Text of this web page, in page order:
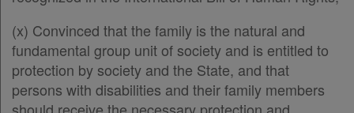
Συνδρομής
Ατομική
συνδρομή
Υπογραφές
(x) Convinced that the family is the natural and
fundamental group unit of society and is entitled to
protection by society and the State, and that
persons with disabilities and their family members